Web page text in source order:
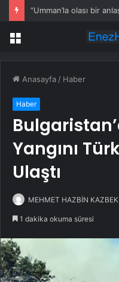
Menü
Anasayfa / Haber
Haber
Yangını
Ulaştı
MEHMET HAZBİN KAZBEK
1 dakika okuma süresi